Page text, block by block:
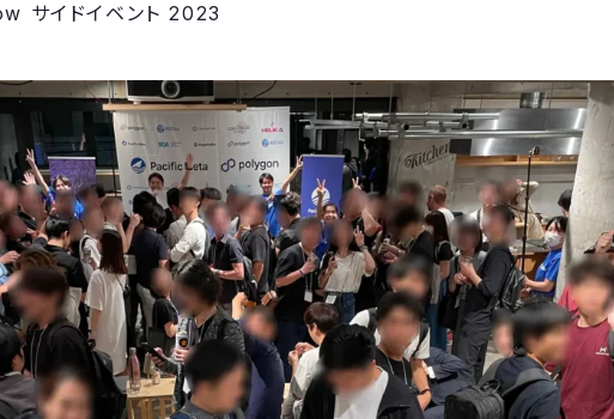
サイドイベント 2023